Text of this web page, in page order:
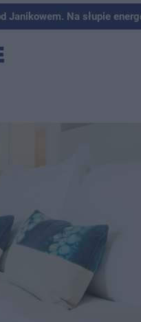
Janikowem. Na słupie